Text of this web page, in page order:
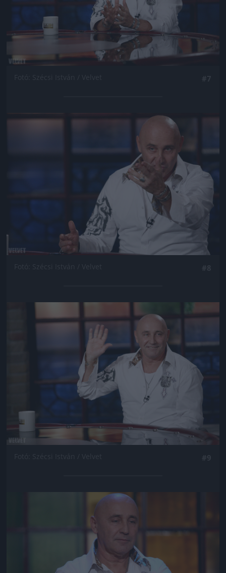
Jön még kép!
Jön még kép!